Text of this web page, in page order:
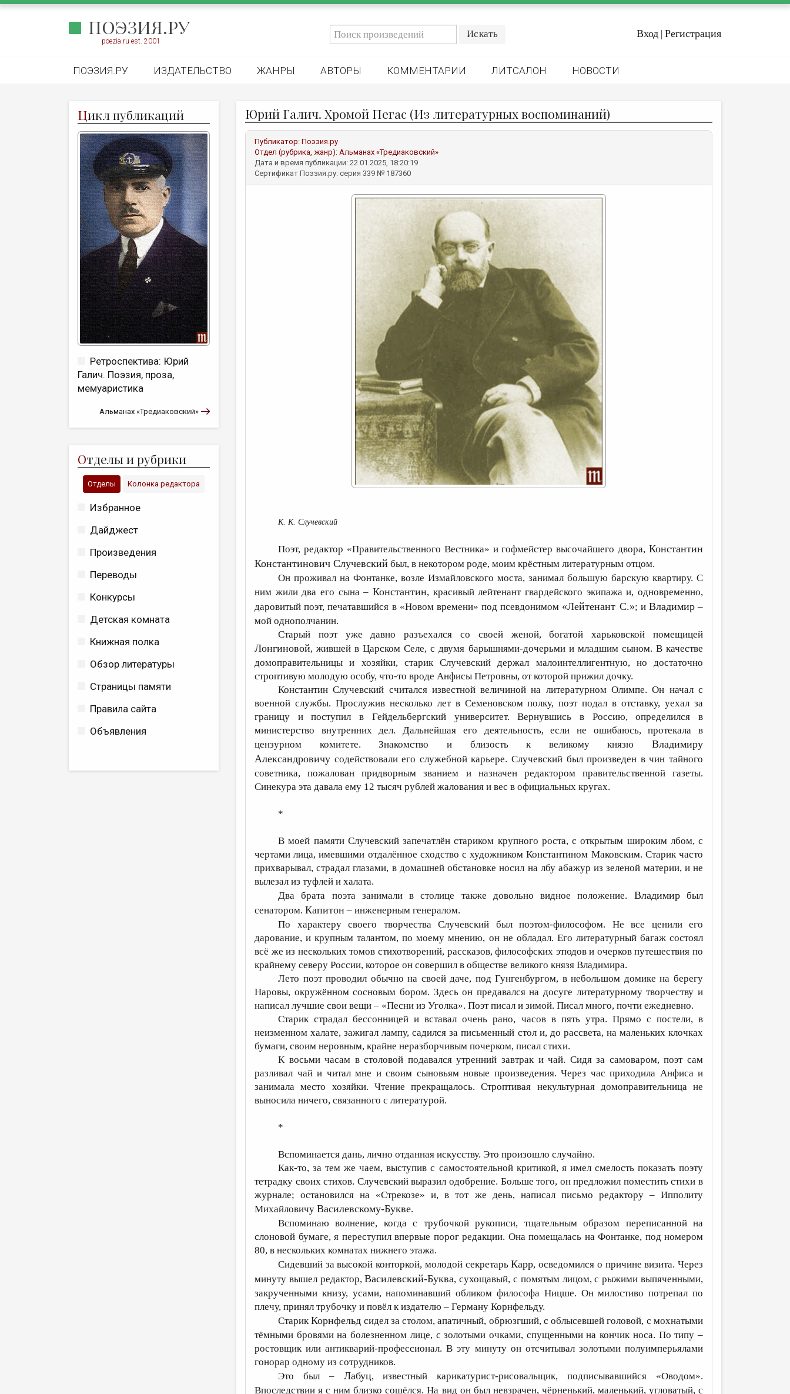
ПОЭЗИЯ.РУ
poezia.ru est. 2001
Вход | Регистрация
ПОЭЗИЯ.РУ ИЗДАТЕЛЬСТВО ЖАНРЫ АВТОРЫ КОММЕНТАРИИ ЛИТСАЛОН НОВОСТИ
Цикл публикаций
Ретроспектива: Юрий
Галич. Поэзия, проза,
мемуаристика
Альманах «Тредиаковский»
Отделы и рубрики
Отделы Колонка редактора
Избранное
Дайджест
Произведения
Переводы
Конкурсы
Детская комната
Книжная полка
Обзор литературы
Страницы памяти
Правила сайта
Объявления
Юрий Галич. Хромой Пегас (Из литературных воспоминаний)
Публикатор: Поэзия.ру
Отдел (рубрика, жанр): Альманах «Тредиаковский»
Дата и время публикации: 22.01.2025, 18:20:19
Сертификат Поэзия.ру: серия 339 № 187360
К. К. Случевский
Поэт, редактор «Правительственного Вестника» и гофмейстер высочайшего двора, Константин
Константинович Случевский был, в некотором роде, моим крёстным литературным отцом.
Он проживал на Фонтанке, возле Измайловского моста, занимал большую барскую квартиру. С
ним жили два его сына – Константин, красивый лейтенант гвардейского экипажа и, одновременно,
даровитый поэт, печатавшийся в «Новом времени» под псевдонимом «Лейтенант С.»; и Владимир–
мой однополчанин.
Старый поэт уже давно разъехался со своей женой, богатой харьковской помещицей
Лонгиновой, жившей в Царском Селе, с двумя барышнями-дочерьми и младшим сыном. В качестве
домоправительницы и хозяйки, старик Случевский держал малоинтеллигентную, но достаточно
строптивую молодую особу, что-то вроде Анфисы Петровны, от которой прижил дочку.
Константин Случевский считался известной величиной на литературном Олимпе. Он начал с
военной службы. Прослужив несколько лет в Семеновском полку, поэт подал в отставку, уехал за
границу и поступил в Гейдельбергский университет. Вернувшись в Россию, определился в
министерство внутренних дел. Дальнейшая его деятельность, если не ошибаюсь, протекала в
цензурном комитете. Знакомство и близость к великому князю Владимиру
Александровичу содействовали его служебной карьере. Случевский был произведен в чин тайного
советника, пожалован придворным званием и назначен редактором правительственной газеты.
Синекура эта давала ему 12 тысяч рублей жалования и вес в официальных кругах.
*
В моей памяти Случевский запечатлён стариком крупного роста, с открытым широким лбом, с
чертами лица, имевшими отдалённое сходство с художником Константином Маковским. Старик часто
прихварывал, страдал глазами, в домашней обстановке носил на лбу абажур из зеленой материи, и не
вылезал из туфлей и халата.
Два брата поэта занимали в столице также довольно видное положение. Владимирбыл
сенатором. Капитон – инженерным генералом.
По характеру своего творчества Случевский был поэтом-философом. Не все ценили его
дарование, и крупным талантом, по моему мнению, он не обладал. Его литературный багаж состоял
всё же из нескольких томов стихотворений, рассказов, философских этюдов и очерков путешествия по
крайнему северу России, которое он совершил в обществе великого князя Владимира.
Лето поэт проводил обычно на своей даче, под Гунгенбургом, в небольшом домике на берегу
Наровы, окружённом сосновым бором. Здесь он предавался на досуге литературному творчеству и
написал лучшие свои вещи – «Песни из Уголка». Поэт писал и зимой. Писал много, почти ежедневно.
Старик страдал бессонницей и вставал очень рано, часов в пять утра. Прямо с постели, в
неизменном халате, зажигал лампу, садился за письменный стол и, до рассвета, на маленьких клочках
бумаги, своим неровным, крайне неразборчивым почерком, писал стихи.
К восьми часам в столовой подавался утренний завтрак и чай. Сидя за самоваром, поэт сам
разливал чай и читал мне и своим сыновьям новые произведения. Через час приходила Анфиса и
занимала место хозяйки. Чтение прекращалось. Строптивая некультурная домоправительница не
выносила ничего, связанного с литературой.
*
Вспоминается дань, лично отданная искусству. Это произошло случайно.
Как-то, за тем же чаем, выступив с самостоятельной критикой, я имел смелость показать поэту
тетрадку своих стихов. Случевский выразил одобрение. Больше того, он предложил поместить стихи в
журнале; остановился на «Стрекозе» и, в тот же день, написал письмо редактору – Ипполиту
Михайловичу Василевскому-Букве.
Вспоминаю волнение, когда с трубочкой рукописи, тщательным образом переписанной на
слоновой бумаге, я переступил впервые порог редакции. Она помещалась на Фонтанке, под номером
80, в нескольких комнатах нижнего этажа.
Сидевший за высокой конторкой, молодой секретарьКарр, осведомился о причине визита. Через
минуту вышел редактор,Василевский-Буква, сухощавый, с помятым лицом, с рыжими выпяченными,
закрученными книзу, усами, напоминавший обликом философа Ницше. Он милостиво потрепал по
плечу, принял трубочку и повёл к издателю – Герману Корнфельду.
СтарикКорнфельд сидел за столом, апатичный, обрюзгший, с облысевшей головой, с мохнатыми
тёмными бровями на болезненном лице, с золотыми очками, спущенными на кончик носа. По типу –
ростовщик или антикварий-профессионал. В эту минуту он отсчитывал золотыми полуимперьялами
гонорар одному из сотрудников.
Это был – Лабуц, известный карикатурист-рисовальщик, подписывавшийся «Оводом».
Впоследствии я с ним близко сошёлся. На вид он был невзрачен, чёрненький, маленький, угловатый, с